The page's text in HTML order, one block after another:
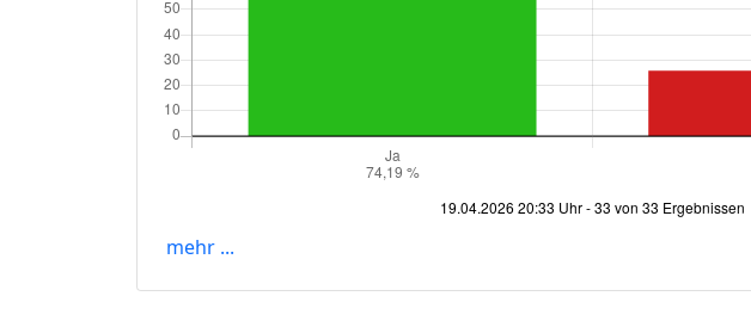
mehr ...